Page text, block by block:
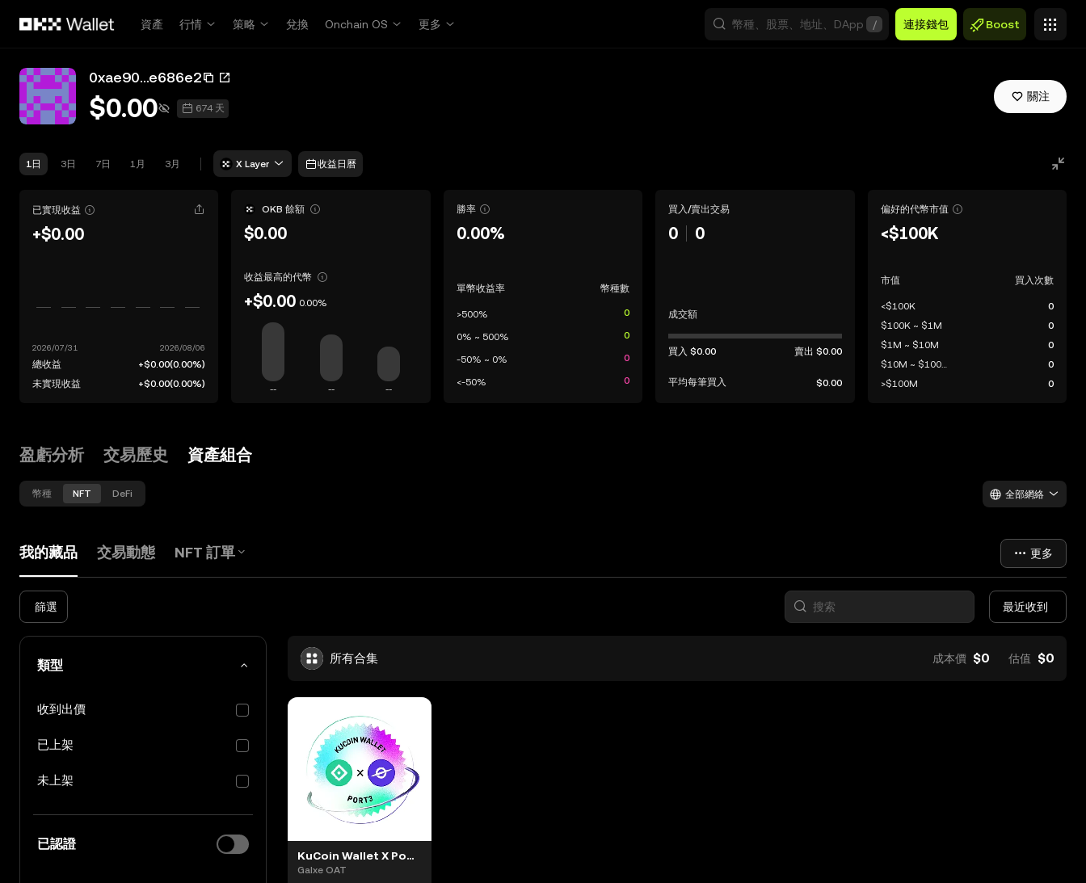
資產
行情 策略 兌換 Onchain OS 更多 / 連接錢包 Boost
0xae90...e686e2
$0.00 674 天
關注
1日 3日 7日 1月 3月 X Layer 收益日曆
已實現收益
+$0.00
總收益 +$0.00(0.00%)
未實現收益
+$0.00(0.00%)
OKB 餘額
$0.00
收益最高的代幣
+$0.00 0.00%
-- -- --
勝率
0.00%
單幣收益率 幣種數
>500% 0
0% ~ 500% 0
-50% ~ 0% 0
<-50% 0
買入/賣出交易
0 0
成交額
買入$0.00 賣出 $0.00
平均每筆買入 $0.00
偏好的代幣市值
<$100K
市值 買入次數
<$100K
0
$100K ~ $1M
0
$1M ~ $10M
0
$10M ~ $100M
0
>$100M
0
盈虧分析 交易歷史 資產組合
幣種 NFT DeFi 全部網絡
我的藏品 交易動態 NFT 訂單 更多
篩選 最近收到
類型
收到出價
已上架
未上架
已認證
所有合集 成本價 $0 估值 $0
KuCoin Wallet X Port3 NFT Giveaway #448780
Galxe OAT